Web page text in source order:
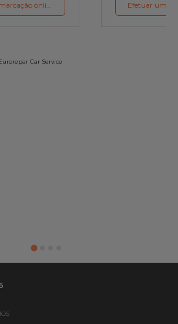
Efetuar uma marcação online